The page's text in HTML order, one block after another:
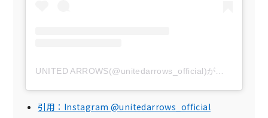
UNITED ARROWS(@unitedarrows_official)がシェアした投稿
引用：Instagram @unitedarrows_official